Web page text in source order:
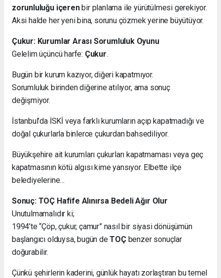
zorunluluğu içerenbir planlama ile yürütülmesi gerekiyor.
Aksi halde her yeni bina, sorunu çözmek yerine büyütüyor.
Çukur: Kurumlar Arası Sorumluluk Oyunu
Gelelim üçüncü harfe: Çukur.
Bugün bir kurum kazıyor, diğeri kapatmıyor.
Sorumluluk birinden diğerine atılıyor, ama sonuç
değişmiyor.
İstanbul’da İSKİ veya farklı kurumların açıp kapatmadığı ve
doğal çukurlarla binlerce çukurdan bahsediliyor.
Büyükşehire ait kurumları çukurları kapatmaması veya geç
kapatmasının kötü algısı kime yansıyor. Elbette ilçe
belediyelerine…
Sonuç: TOÇ Hafife Alınırsa Bedeli Ağır Olur
Unutulmamalıdır ki;
1994’te “Çöp, çukur, çamur” nasıl bir siyasi dönüşümün
başlangıcı olduysa, bugün deTOÇbenzer sonuçlar
doğurabilir.
Çünkü şehirlerin kaderini, günlük hayatı zorlaştıran bu temel